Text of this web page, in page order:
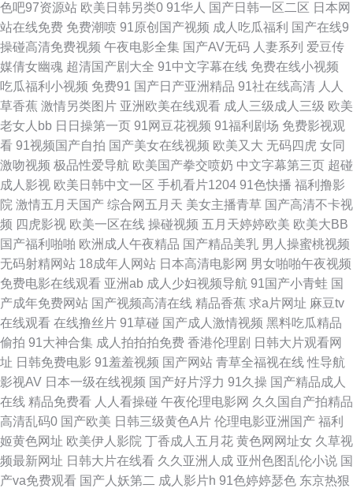
精品中文 熟女福利资源网 亚洲春色小说网 性爱色图日本午夜 都市激情另类
97资源福利在线 成人大香蕉网 欧亚肏屄视频 伊人成人在线视频 国产精品久
国产 国产精品福利区 黄色网网址 玖玖福利社 欧美性爱激情网 国产在线第一
天堂AV导航 超碰在线精品 青草综合在线 国产网址p AV性爱在线 韩日一区二
费 久久福利导航 日韩精品在线久久 影音先锋男人站 97瑟瑟影音先锋 成人日
音AV 1024毛片 AV性爱区 福利社五月天 精品视频99 欧美青青草网 五月天激
色吧97资源站 欧美日韩另类0 91华人 国产日韩一区二区 日本网
站在线免费 免费潮喷 91原创国产视频 成人吃瓜福利 国产在线9
操碰高清免费视频 午夜电影全集 国产AV无码 人妻系列 爱豆传
媒倩女幽魂 超清国产剧大全 91中文字幕在线 免费在线小视频
吃瓜福利小视频 免费91 国产日产亚洲精品 91社在线高清 人人
草香蕉 激情另类图片 亚洲欧美在线观看 成人三级成人三级 欧美
老女人bb 日日操第一页 91网豆花视频 91福利剧场 免费影视观
看 91视频国产自拍 国产美女在线视频 欧美又大 无码四虎 女同
激吻视频 极品性爱导航 欧美国产拳交喷奶 中文字幕第三页 超碰
成人影视 欧美日韩中文一区 手机看片1204 91色快播 福利撸影
院 激情五月天国产 综合网五月天 美女主播青草 国产高清不卡视
频 四虎影视 欧美一区在线 操碰视频 五月天婷婷欧美 欧美大BB
国产福利啪啪 欧洲成人午夜精品 国产精品美乳 男人操蜜桃视频
无码射精网站 18成年人网站 日本高清电影网 男女啪啪午夜视频
免费电影在线观看 亚洲ab 成人少妇视频导航 91国产小青蛙 国
产成年免费网站 国产视频高清在线 精品香蕉 求a片网址 麻豆tv
在线观看 在线撸丝片 91草碰 国产成人激情视频 黑料吃瓜精品
偷拍 91大神合集 成人拍拍拍免费 香港伦理剧 日韩大片观看网
址 日韩免费电影 91羞羞视频 国产网站 青草全福视在线 性导航
影视AV 日本一级在线视频 国产好片浮力 91久操 国产精品成人
在线 精品免费看 人人看操碰 午夜伦理电影网 久久国自产拍精品
高清乱码0 国产欧美 日韩三级黄色A片 伦理电影亚洲国产 福利
姬黄色网址 欧美伊人影院 丁香成人五月花 黄色网网址女 久草视
频最新网址 日韩大片在线看 久久亚洲人成 亚州色图乱伦小说 国
产va免费观看 国产人妖第二 成人影片h 91色婷婷瑟色 东京热狠